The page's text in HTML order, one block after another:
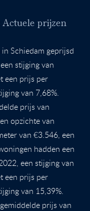
prijzen
Schiedam geprijsd
stijging van
een prijs per
van 7,68%.
prijs van
opzichte van
van €3.546, een
hadden een
een stijging van
een prijs per
van 15,39%.
prijs van